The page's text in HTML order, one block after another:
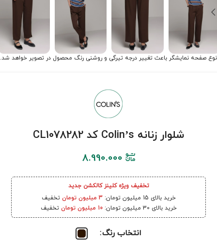
نوع صفحه نمایشگر باعث تغییر درجه تیرگی و روشنی رنگ محصول در تصویر خواهد شد.
شلوار زنانه Colin’s کد CL1078282
8.990.000
تخفیف ویژه کلینز کالکشن جدید
خرید بالای 15 میلیون تومان:
3 میلیون تومان
تخفیف
خرید بالای 30 میلیون تومان:
10 میلیون تومان تخفیف
انتخاب رنگ